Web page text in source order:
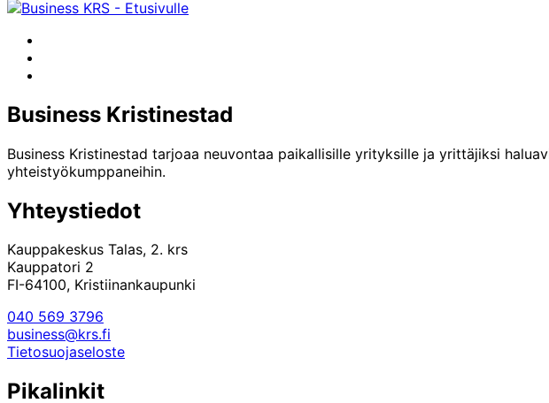
Business Kristinestad
Business Kristinestad tarjoaa neuvontaa paikallisille yrityksille ja yrittäjiksi
yhteistyökumppaneihin.
Yhteystiedot
Kauppakeskus Talas, 2. krs
Kauppatori 2
FI-64100, Kristiinankaupunki
040 569 3796
business@krs.fi
Tietosuojaseloste
Pikalinkit